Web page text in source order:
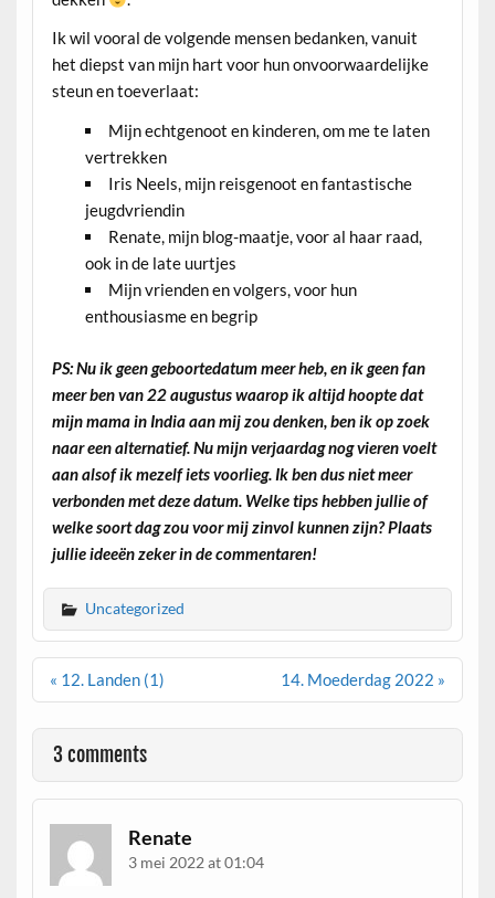
Ik wil vooral de volgende mensen bedanken, vanuit
het diepst van mijn hart voor hun onvoorwaardelijke
steun en toeverlaat:
Mijn echtgenoot en kinderen, om me te laten
vertrekken
Iris Neels, mijn reisgenoot en fantastische
jeugdvriendin
Renate, mijn blog-maatje, voor al haar raad,
ook in de late uurtjes
Mijn vrienden en volgers, voor hun
enthousiasme en begrip
PS: Nu ik geen geboortedatum meer heb, en ik geen fan
meer ben van 22 augustus waarop ik altijd hoopte dat
mijn mama in India aan mij zou denken, ben ik op zoek
naar een alternatief. Nu mijn verjaardag nog vieren voelt
aan alsof ik mezelf iets voorlieg. Ik ben dus niet meer
verbonden met deze datum. Welke tips hebben jullie of
welke soort dag zou voor mij zinvol kunnen zijn? Plaats
jullie ideeën zeker in de commentaren!
Uncategorized
Berichtnavigatie
« 12. Landen (1) 14. Moederdag 2022 »
3 comments
Renate
3 mei 2022 at 01:04